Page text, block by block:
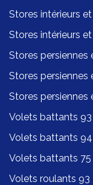
Stores intérieurs
Stores intérieurs
Stores persiennes
Stores persiennes
Stores persiennes
Volets battants 93
Volets battants 94
Volets battants 75
Volets roulants 93